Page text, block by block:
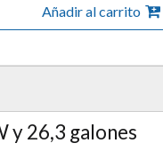
Añadir al carrito
y 26,3 galones